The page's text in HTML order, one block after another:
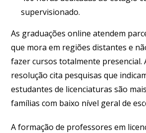
supervisionado.
As graduações online atendem
que mora em regiões distantes e
fazer cursos totalmente presencial.
resolução cita pesquisas que
estudantes de licenciaturas são
famílias com baixo nível geral de
A formação de professores em